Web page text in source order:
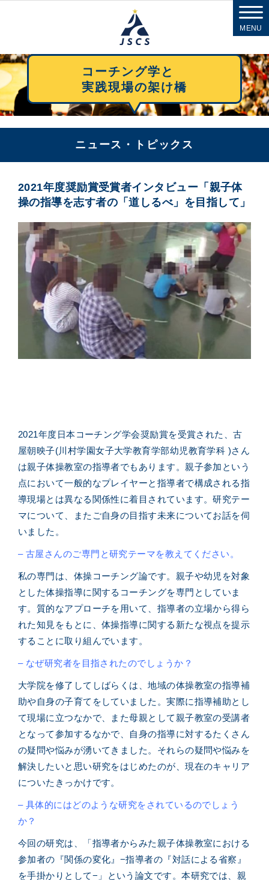
MENU
コーチング学と
実践現場の架け橋
ニュース・トピックス
2021年度奨励賞受賞者インタビュー「親子体
操の指導を志す者の「道しるべ」を目指して」
2021年度日本コーチング学会奨励賞を受賞された、古
屋朝映子(川村学園女子大学教育学部幼児教育学科 )さん
は親子体操教室の指導者でもあります。親子参加という
点において一般的なプレイヤーと指導者で構成される指
導現場とは異なる関係性に着目されています。研究テー
マについて、またご自身の目指す未来についてお話を伺
いました。
– 古屋 さんのご専門と研究テーマを教えてください。
私の専門は、体操コーチング論です。親子や幼児を対象
とした体操指導に関するコーチングを専門としていま
す。質的なアプローチを用いて、指導者の立場から得ら
れた知見をもとに、体操指導に関する新たな視点を提示
することに取り組んでいます。
– なぜ研究者を目指されたのでしょうか？
大学院を修了してしばらくは、地域の体操教室の指導補
助や自身の子育てをしていました。実際に指導補助とし
て現場に立つなかで、また母親として親子教室の受講者
となって参加するなかで、自身の指導に対するたくさん
の疑問や悩みが湧いてきました。それらの疑問や悩みを
解決したいと思い研究をはじめたのが、現在のキャリア
についたきっかけです。
– 具体的にはどのような研究をされているのでしょう
か？
今回の研究は、「指導者からみた親子体操教室における
参加者の『関係の変化』 −指導者の『対話による省察』
を手掛かりとして− 」という論文です。本研究では、親